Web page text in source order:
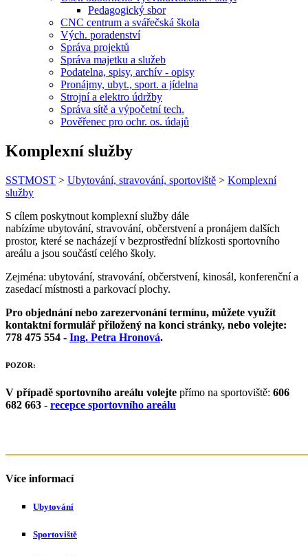
Pedagogický sbor
CNC centrum a svářečská škola
Vých. poradenství
Správa projektů
Správa majetku a služeb
Podatelna, spisy, archív - opisy
Pronájmy, ubyt., sport. a jídelna
Strojní a elektro údržby
Správa sítě a výpočetní tech.
Pověřenec pro ochr. os. údajů
Komplexní služby
SSTMOST > Ubytování, stravování, sportoviště > Komplexní
služby
S cílem poskytnout komplexní služby dále
nabízíme ubytování, stravování, občerstvení a pronájem dalších
prostor, které se nacházejí v bezprostřední blízkosti sportovního
areálu a jsou součástí celého školy.
Zejména: ubytování, stravování, občerstvení, kinosál, konferenční a
zasedací místnosti a parkovací plochy.
Pro objednání nebo zarezervonání termínu, můžete využít
kontaktní formulář přiložený na konci stránky, nebo volejte:
778 475 554 - Ing. Petra Hronová.
POZOR:
V případě sportovního areálu volejte přímo na sportoviště: 606
682 663 - recepce sportovního areálu
Více informací
Ubytování
Sportoviště